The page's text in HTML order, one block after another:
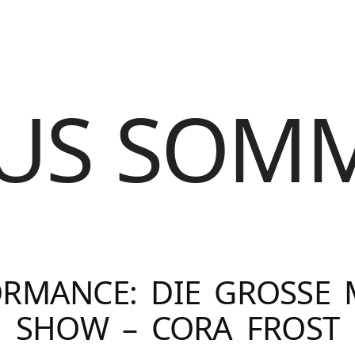
DIE GROSSE
HOW – CORA FROST